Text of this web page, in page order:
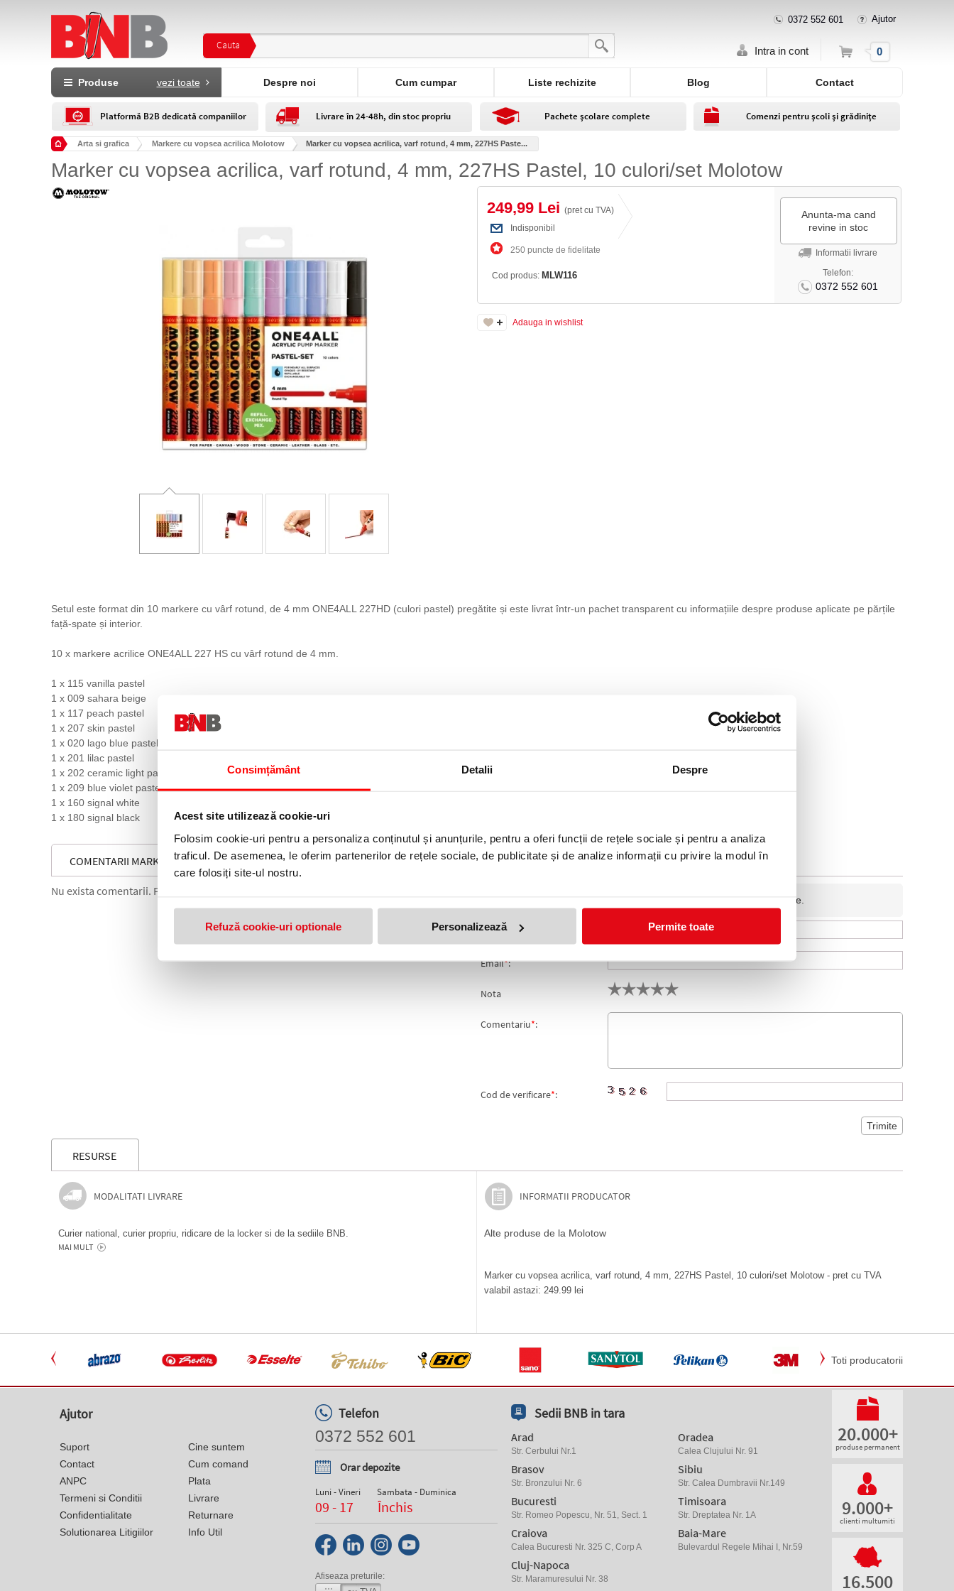
Consimțământ Detalii Despre
Acest site utilizează cookie-uri
Folosim cookie-uri pentru a personaliza conținutul și anunțurile, pentru a oferi funcții de rețele sociale și pentru a analiza
traficul. De asemenea, le oferim partenerilor de rețele sociale, de publicitate și de analize informații cu privire la modul în
care folosiți site-ul nostru.
Refuză cookie-uri optionale Personalizează Permite toate
Cauta
0372 552 601 Ajutor
Intra in cont Cos 0
Produse vezi toate Despre noi Cum cumpar Liste rechizite Blog Contact
Platformă B2B dedicată companiilor Livrare în 24-48h, din stoc propriu Pachete școlare complete Comenzi pentru școli și grădinițe
Arta si grafica Markere cu vopsea acrilica Molotow Marker cu vopsea acrilica, varf rotund, 4 mm, 227HS Paste...
Marker cu vopsea acrilica, varf rotund, 4 mm, 227HS Pastel, 10 culori/set Molotow
249,99 Lei (pret cu TVA)
Indisponibil
250 puncte de fidelitate
Cod produs: MLW116
Anunta-ma cand
revine in stoc
Informatii livrare
Telefon:
0372 552 601
Adauga in wishlist
Setul este format din 10 markere cu vârf rotund, de 4 mm ONE4ALL 227HD (culori pastel) pregătite și este livrat într-un pachet transparent cu informațiile despre produse aplicate pe părțile
față-spate și interior.
10 x markere acrilice ONE4ALL 227 HS cu vârf rotund de 4 mm.
1 x 115 vanilla pastel
1 x 009 sahara beige
1 x 117 peach pastel
1 x 207 skin pastel
1 x 020 lago blue pastel
1 x 201 lilac pastel
1 x 202 ceramic light pastel
1 x 209 blue violet pastel
1 x 160 signal white
1 x 180 signal black
COMENTARII MARKER CU VOPSEA ACRILICA, VARF ROTUND, 4 MM, 227HS PASTEL, 10 CULORI/SET MOLOTOW
Nu exista comentarii. Fii primul care comenteaza acest produs!
Adresa de e-mail ramane confidentiala si nu va fi afisata pe site.
Nume*
Email*:
Nota
Comentariu*:
Cod de verificare*:
RESURSE
MODALITATI LIVRARE
Curier national, curier propriu, ridicare de la locker si de la sediile BNB.
MAI MULT
INFORMATII PRODUCATOR
Alte produse de la Molotow
Marker cu vopsea acrilica, varf rotund, 4 mm, 227HS Pastel, 10 culori/set Molotow - pret cu TVA
valabil astazi: 249.99 lei
Toti producatorii
Ajutor
Suport
Contact
ANPC
Termeni si Conditii
Confidentialitate
Solutionarea Litigiilor
Cine suntem
Cum comand
Plata
Livrare
Returnare
Info Util
Telefon
0372 552 601
Orar depozite
Luni - Vineri
09 - 17
Sambata - Duminica
Închis
Afiseaza preturile:
Sedii BNB in tara
Arad
Str. Cerbului Nr.1
Brasov
Str. Bronzului Nr. 6
Bucuresti
Str. Romeo Popescu, Nr. 51, Sect. 1
Craiova
Calea Bucuresti Nr. 325 C, Corp A
Cluj-Napoca
Str. Maramuresului Nr. 38
Oradea
Calea Clujului Nr. 91
Sibiu
Str. Calea Dumbravii Nr.149
Timisoara
Str. Dreptatea Nr. 1A
Baia-Mare
Bulevardul Regele Mihai I, Nr.59
20.000+
produse permanent
9.000+
clienti multumiti
16.500